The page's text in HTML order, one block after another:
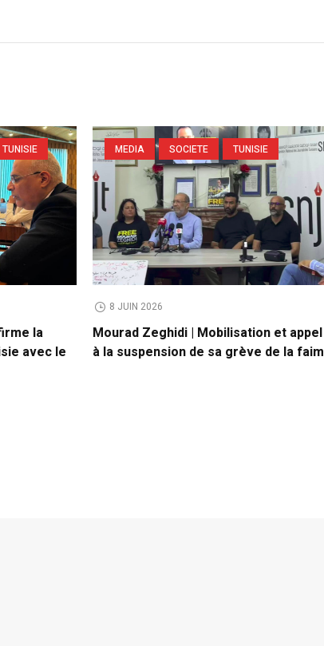
TUNISIE
la
avec le
MEDIA SOCIETE TUNISIE
8 JUIN 2026
Mourad Zeghidi | Mobilisation et appel
à la suspension de sa grève de la faim